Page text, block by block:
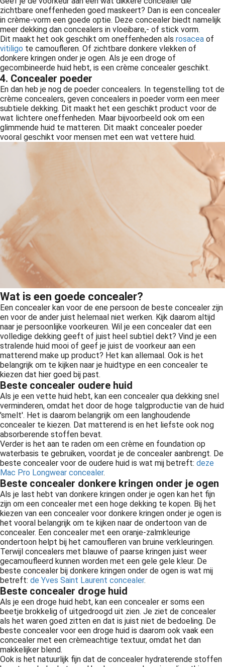
zichtbare oneffenheden goed maskeert? Dan is een concealer
in crème-vorm een goede optie. Deze concealer biedt namelijk
meer dekking dan concealers in vloeibare,- of stick vorm.
Dit maakt het ook geschikt om oneffenheden als rosacea of
vitiligo te camoufleren. Of zichtbare donkere vlekken of
donkere kringen onder je ogen. Als je een droge of
gecombineerde huid hebt, is een crème concealer geschikt.
4. Concealer poeder
En dan heb je nog de poeder concealers. In tegenstelling tot de
crème concealers, geven concealers in poeder vorm een meer
subtiele dekking. Dit maakt het een geschikt product voor de
wat lichtere oneffenheden. Maar bijvoorbeeld ook om een
glimmende huid te matteren. Dit maakt concealer poeder
vooral geschikt voor mensen met een wat vettere huid.
Wat is een goede concealer?
Een concealer kan voor de ene persoon de beste concealer zijn
en voor de ander juist helemaal niet werken. Kijk daarom altijd
naar je persoonlijke voorkeuren. Wil je een concealer dat een
volledige dekking geeft of juist heel subtiel dekt? Vind je een
stralende huid mooi of geef je juist de voorkeur aan een
matterend make up product? Het kan allemaal. Ook is het
belangrijk om te kijken naar je huidtype en een concealer te
kiezen dat hier goed bij past.
Beste concealer oudere huid
Als je een vette huid hebt, kan een concealer qua dekking snel
verminderen, omdat het door de hoge talgproductie van de huid
'smelt'. Het is daarom belangrijk om een langhoudende
concealer te kiezen. Dat matterend is en het liefste ook nog
absorberende stoffen bevat.
Verder is het aan te raden om een crème en foundation op
waterbasis te gebruiken, voordat je de concealer aanbrengt. De
beste concealer voor de oudere huid is wat mij betreft: deze
Mac Pro Longwear concealer.
Beste concealer donkere kringen onder je ogen
Als je last hebt van donkere kringen onder je ogen kan het fijn
zijn om een concealer met een hoge dekking te kopen. Bij het
kiezen van een concealer voor donkere kringen onder je ogen is
het vooral belangrijk om te kijken naar de ondertoon van de
concealer. Een concealer met een oranje-zalmkleurige
ondertoon helpt bij het camoufleren van bruine verkleuringen.
Terwijl concealers met blauwe of paarse kringen juist weer
gecamoufleerd kunnen worden met een gele gele kleur. De
beste concealer bij donkere kringen onder de ogen is wat mij
betreft: de Yves Saint Laurent concealer.
Beste concealer droge huid
Als je een droge huid hebt, kan een concealer er soms een
beetje brokkelig of uitgedroogd uit zien. Je ziet de concealer
als het waren goed zitten en dat is juist niet de bedoeling. De
beste concealer voor een droge huid is daarom ook vaak een
concealer met een crèmeachtige textuur, omdat het dan
makkelijker blend.
Ook is het natuurlijk fijn dat de concealer hydraterende stoffen